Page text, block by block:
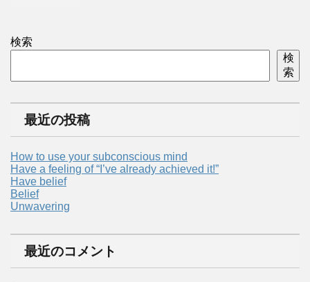
検索
検
索
最近の投稿
How to use your subconscious mind
Have a feeling of “I’ve already achieved it!”
Have belief
Belief
Unwavering
最近のコメント